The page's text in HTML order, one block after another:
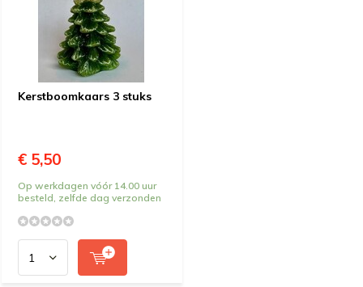
Kerstboomkaars 3 stuks
€ 5,50
Op werkdagen vóór 14.00 uur
besteld, zelfde dag verzonden